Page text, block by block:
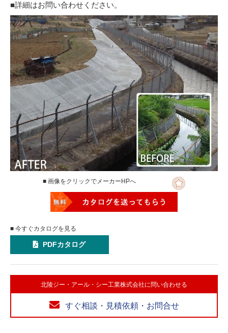
■詳細はお問い合わせください。
■ 画像をクリックでメーカーHPへ
■ 今すぐカタログを見る
PDFカタログ
北陵ジー・アール・シー工業株式会社に問い合わせる
すぐ相談・見積依頼・お問合せ